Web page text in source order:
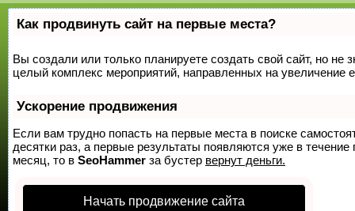
Как продвинуть сайт на первые места?
Вы создали или только планируете создать свой сайт, но не
целый комплекс мероприятий, направленных на увеличение
Ускорение продвижения
Если вам трудно попасть на первые места в поиске
десятки раз, а первые результаты появляются уже в
месяц, то в SeoHammer за бустер вернут деньги.
Начать продвижение сайта